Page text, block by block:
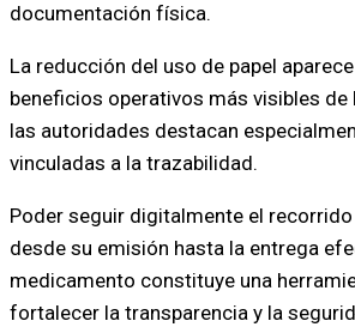
documentación física.
La reducción del uso de papel
beneficios operativos más visibles de
las autoridades destacan
vinculadas a la trazabilidad.
Poder seguir digitalmente el
desde su emisión hasta la entrega
medicamento constituye una
fortalecer la transparencia y la